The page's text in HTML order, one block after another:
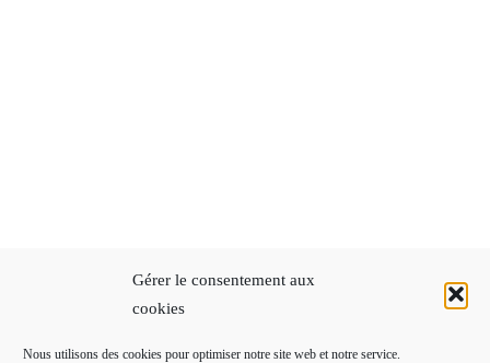
Gérer le consentement aux
cookies
Nous utilisons des cookies pour optimiser notre site web et notre service.